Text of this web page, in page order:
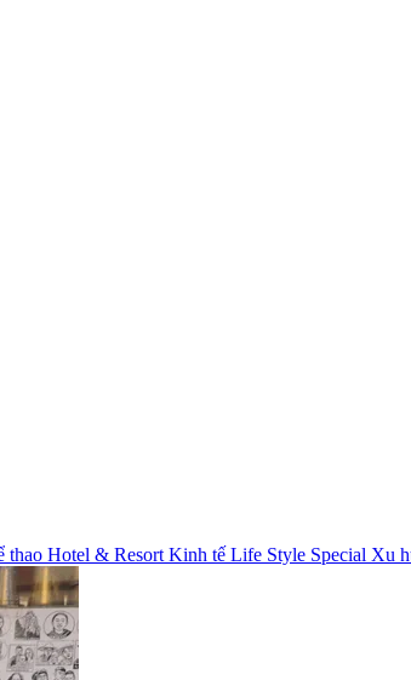
thao Hotel & Resort Kinh tế Life Style Special Xu